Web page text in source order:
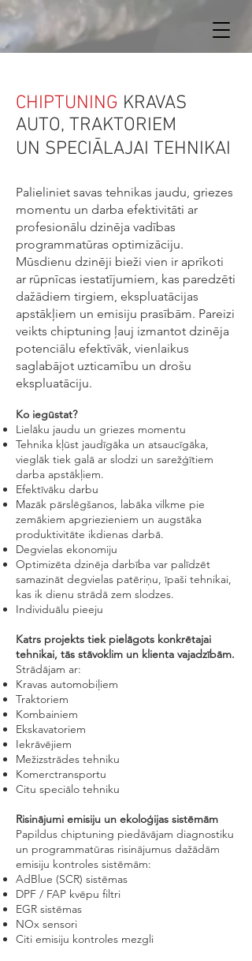
CHIPTUNING KRAVAS
AUTO, TRAKTORIEM
UN SPECIĀLAJAI TEHNIKAI
Palieliniet savas tehnikas jaudu, griezes
momentu un darba efektivitāti ar
profesionālu dzinēja vadības
programmatūras optimizāciju.
Mūsdienu dzinēji bieži vien ir aprīkoti
ar rūpnīcas iestatījumiem, kas paredzēti
dažādiem tirgiem, ekspluatācijas
apstākļiem un emisiju prasībām. Pareizi
veikts chiptuning ļauj izmantot dzinēja
potenciālu efektīvāk, vienlaikus
saglabājot uzticamību un drošu
ekspluatāciju.
Ko iegūstat?
Lielāku jaudu un griezes momentu
Tehnika kļūst jaudīgāka un atsaucīgāka,
vieglāk tiek galā ar slodzi un sarežģītiem
darba apstākļiem.
Efektīvāku darbu
Mazāk pārslēgšanos, labāka vilkme pie
zemākiem apgriezieniem un augstāka
produktivitāte ikdienas darbā.
Degvielas ekonomiju
Optimizēta dzinēja darbība var palīdzēt
samazināt degvielas patēriņu, īpaši tehnikai,
kas ik dienu strādā zem slodzes.
Individuālu pieeju
Katrs projekts tiek pielāgots konkrētajai
tehnikai, tās stāvoklim un klienta vajadzībām.
Strādājam ar:
Kravas automobiļiem
Traktoriem
Kombainiem
Ekskavatoriem
Iekrāvējiem
Mežizstrādes tehniku
Komerctransportu
Citu speciālo tehniku
Risinājumi emisiju un ekoloģijas sistēmām
Papildus chiptuning piedāvājam diagnostiku
un programmatūras risinājumus dažādām
emisiju kontroles sistēmām:
AdBlue (SCR) sistēmas
DPF / FAP kvēpu filtri
EGR sistēmas
NOx sensori
Citi emisiju kontroles mezgli